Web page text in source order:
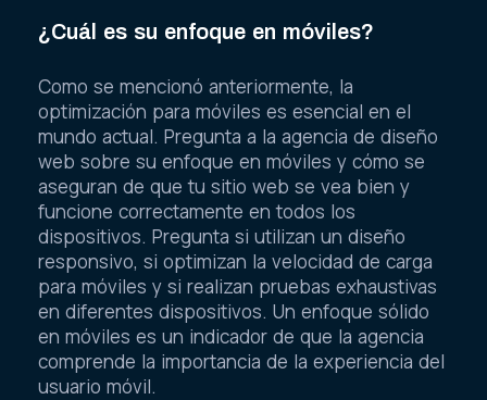
¿Cuál es su enfoque en móviles?
Como se mencionó anteriormente, la
optimización para móviles es esencial en el
mundo actual. Pregunta a la agencia de diseño
web sobre su enfoque en móviles y cómo se
aseguran de que tu sitio web se vea bien y
funcione correctamente en todos los
dispositivos. Pregunta si utilizan un diseño
responsivo, si optimizan la velocidad de carga
para móviles y si realizan pruebas exhaustivas
en diferentes dispositivos. Un enfoque sólido
en móviles es un indicador de que la agencia
comprende la importancia de la experiencia del
usuario móvil.